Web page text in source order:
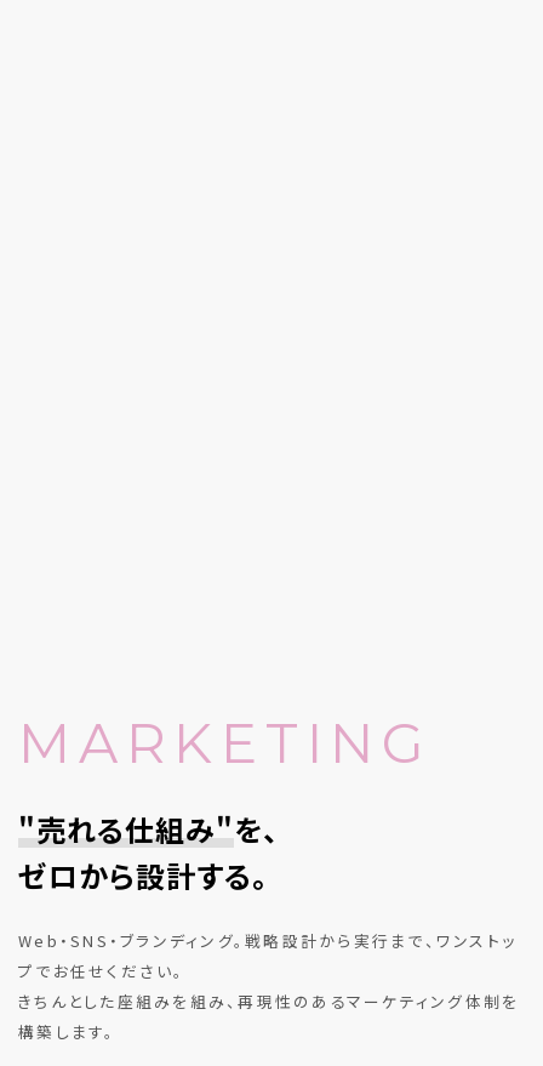
MARKETING
"売れる仕組み"を、
ゼロから設計する。
Web・SNS・ブランディング。戦略設計から実行まで、ワンストッ
プでお任せください。
きちんとした座組みを組み、再現性のあるマーケティング体制を
構築します。